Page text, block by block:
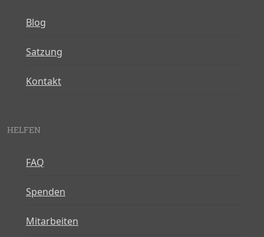
Blog
Satzung
Kontakt
HELFEN
FAQ
Spenden
Mitarbeiten